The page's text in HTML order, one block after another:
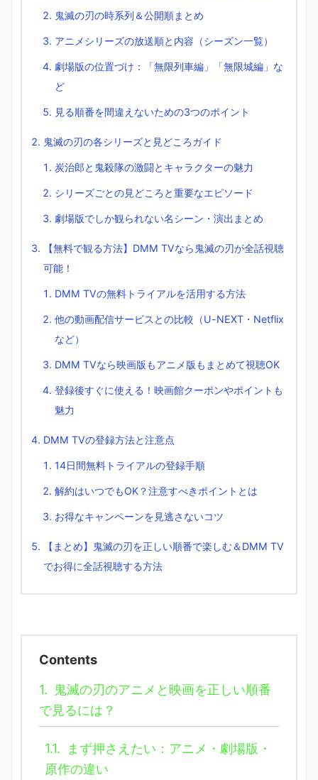
鬼滅の刃の時系列＆公開順まとめ
アニメシリーズの放送順と内容（シーズン一覧）
劇場版の位置づけ：「無限列車編」「無限城編」な
ど
見る順番を間違えないための3つのポイント
鬼滅の刃の各シリーズと見どころガイド
炭治郎と鬼殺隊の激闘とキャラクターの魅力
シリーズごとの見どころと重要なエピソード
劇場版でしか観られない名シーン・演出まとめ
【無料で観る方法】DMM TVなら鬼滅の刃が全話視聴
可能！
DMM TVの無料トライアルを活用する方法
他の動画配信サービスとの比較（U-NEXT・Netflix
など）
DMM TVなら映画版もアニメ版もまとめて視聴OK
登録後すぐに使える！映画館クーポンやポイントも
魅力
DMM TVの登録方法と注意点
14日間無料トライアルの登録手順
解約はいつでもOK？注意すべきポイントとは
お得なキャンペーンを見逃さないコツ
【まとめ】鬼滅の刃を正しい順番で楽しむ＆DMM TV
でお得に全話視聴する方法
Contents
1. 鬼滅の刃のアニメと映画を正しい順番
で見るには？
1.1.
まず押さえたい：アニメ・劇場版・
原作の違い